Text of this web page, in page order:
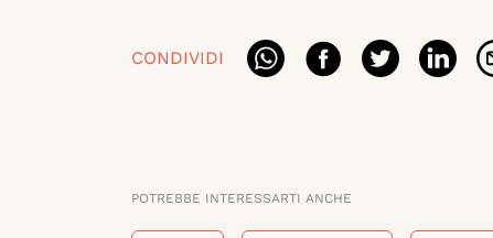
CONDIVIDI
POTREBBE INTERESSARTI ANCHE